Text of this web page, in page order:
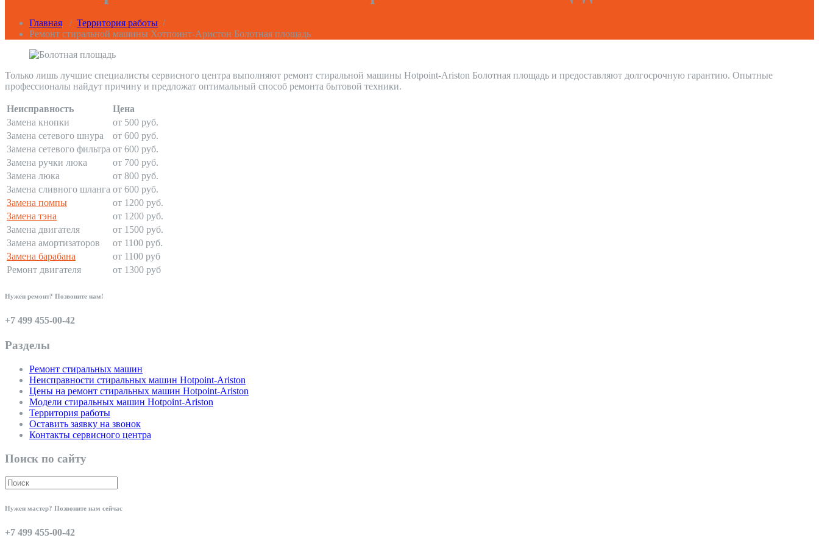
Главная / Территория работы /
Ремонт стиральной машины Хотпоинт-Аристон Болотная площадь
Только лишь лучшие специалисты сервисного центра выполняют ремонт стиральной машины Hotpoint-Ariston Болотная площадь и предоставляют долгосрочную гарантию. Опытные
профессионалы найдут причину и предложат оптимальный способ ремонта бытовой техники.
Неисправность
Цена
Замена кнопки
от 500 руб.
Замена сетевого шнура
от 600 руб.
Замена сетевого фильтра от 600 руб.
Замена ручки люка
от 700 руб.
Замена люка
от 800 руб.
Замена сливного шланга от 600 руб.
Замена помпы
от 1200 руб.
Замена тэна
от 1200 руб.
Замена двигателя
от 1500 руб.
Замена амортизаторов
от 1100 руб.
Замена барабана
от 1100 руб
Ремонт двигателя
от 1300 руб
Нужен ремонт? Позвоните нам!
+7 499 455-00-42
Разделы
Ремонт стиральных машин
Неисправности стиральных машин Hotpoint-Ariston
Цены на ремонт стиральных машин Hotpoint-Ariston
Модели стиральных машин Hotpoint-Ariston
Территория работы
Оставить заявку на звонок
Контакты сервисного центра
Поиск по сайту
Нужен мастер? Позвоните нам сейчас
+7 499 455-00-42